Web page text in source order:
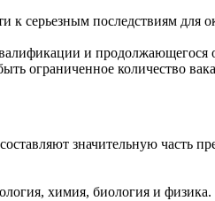
к серьезным последствиям
и
ограниченное количество
значительную часть
химия, биология и